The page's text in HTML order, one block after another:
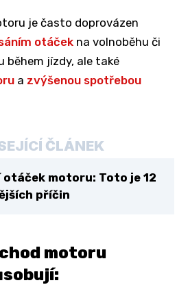
je často doprovázen
otáček na volnoběhu či
během jízdy, ale také
a zvýšenou spotřebou
ČLÁNEK
otáček motoru: Toto je 12
příčin
motoru